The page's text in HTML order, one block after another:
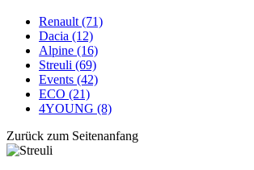
Renault (71)
Dacia (12)
Alpine (16)
Streuli (69)
Events (42)
ECO (21)
4YOUNG (8)
Zurück zum Seitenanfang